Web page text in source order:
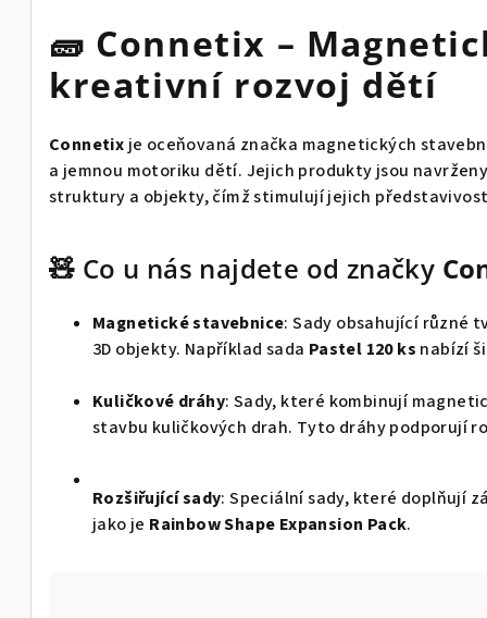
🧱 Connetix –
kreativní rozvoj dětí
Connetix je oceňovaná značka magnetických
a jemnou motoriku dětí. Jejich produkty jsou
struktury a objekty, čímž stimulují jejich
🧸 Co u nás najdete od značky
Magnetické stavebnice:Sady obsahující různé
3D objekty. Například sada Pastel 120 ks nabízí
Kuličkové dráhy: Sady, které kombinují
stavbu kuličkových drah. Tyto dráhy podporují
Rozšiřující sady:Speciální sady, které doplňují
jako je Rainbow Shape Expansion Pack.